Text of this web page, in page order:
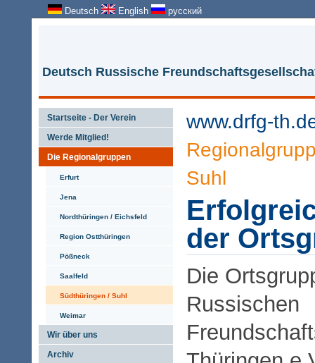
Deutsch English русский
Deutsch Russische
Startseite - Der Verein
Werde Mitglied!
Die Regionalgruppen
Erfurt
Jena
Nordthüringen / Eichsfeld
Region Ostthüringen
Pößneck
Saalfeld
Südthüringen / Suhl
Weimar
Wir über uns
Archiv
www.drfg-
Suhl
der
Die
Russischen